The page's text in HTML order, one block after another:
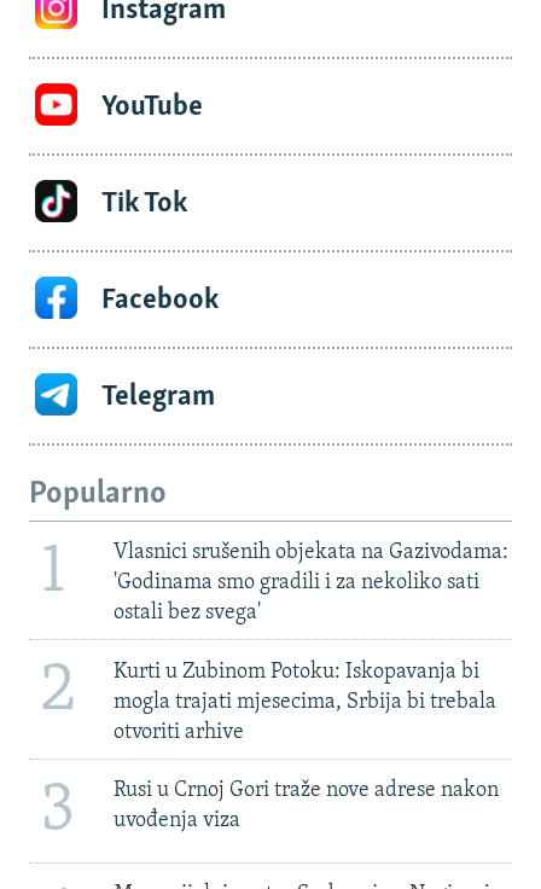
Instagram
YouTube
Tik Tok
Facebook
Telegram
Popularno
1
Vlasnici srušenih objekata na Gazivodama:
'Godinama smo gradili i za nekoliko sati
ostali bez svega'
2
Kurti u Zubinom Potoku: Iskopavanja bi
mogla trajati mjesecima, Srbija bi trebala
otvoriti arhive
3
Rusi u Crnoj Gori traže nove adrese nakon
uvođenja viza